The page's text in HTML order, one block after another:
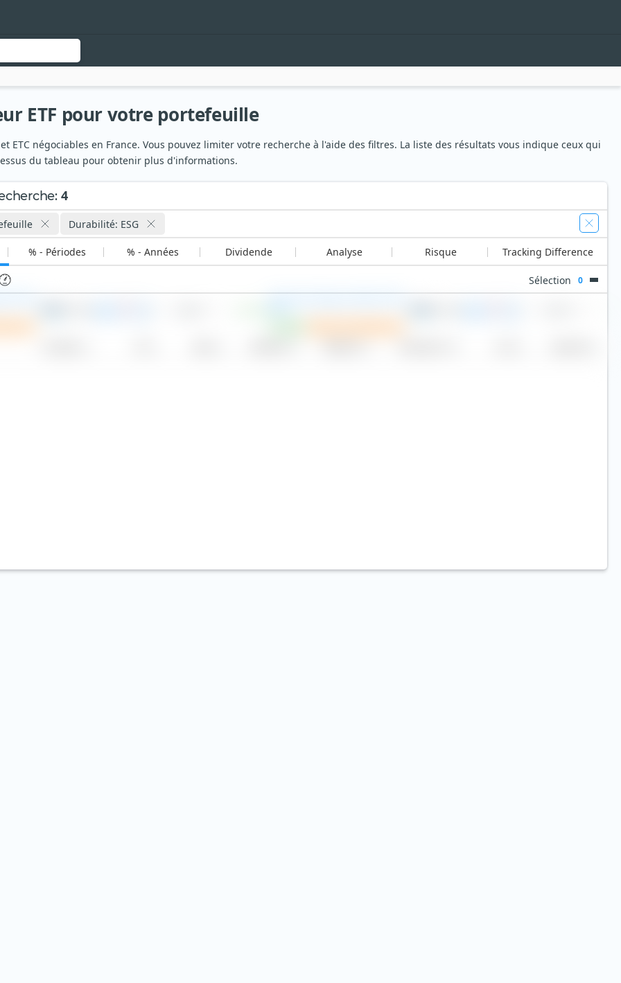
ETF pour votre portefeuille
ETC négociables en France. Vous pouvez limiter votre recherche à l'aide des filtres. La liste des résultats vous indique ceux qui
du tableau pour obtenir plus d'informations.
: 4
Durabilité: ESG
% - Périodes % - Années Dividende Analyse Risque Tracking Difference
Sélection 0